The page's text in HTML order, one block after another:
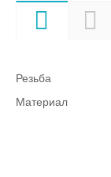
Резьба
Материал